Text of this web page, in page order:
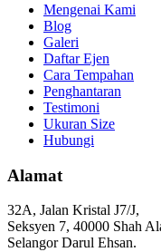
Mengenai Kami
Blog
Galeri
Daftar Ejen
Cara Tempahan
Penghantaran
Testimoni
Ukuran Size
Hubungi
Alamat
32A, Jalan Kristal J7/J,
Seksyen 7, 40000 Shah
Selangor Darul Ehsan.